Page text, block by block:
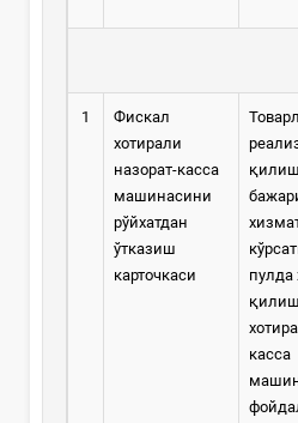
1
Фискал
хотирали
назорат-касса
машинасини
рўйхатдан
ўтказиш
карточкаси
пулда
касса